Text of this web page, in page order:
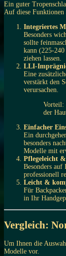
Ein guter
Auf diese Funktionen
Integriertes
Besonders
sollte
kann (225-
ziehen lassen.
LLI-
Eine
verstärkt den
verursachen.
Vorteil:
der
Einfacher
Ein
besonders
Modelle mit
Pflegeleicht
Besonders
professionell
Leicht &
Für
in Ihr
Vergleich:
Um Ihnen die
Modelle vor.